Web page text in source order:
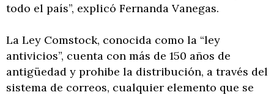
todo el país”, explicó Fernanda Vanegas.
La Ley Comstock, conocida como la “ley
antivicios”, cuenta con más de 150 años de
antigüedad y prohibe la distribución, a través del
sistema de correos, cualquier elemento que se